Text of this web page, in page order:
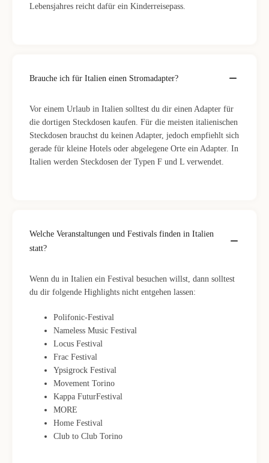
Lebensjahres reicht dafür ein Kinderreisepass.
Brauche ich für Italien einen Stromadapter?
Vor einem Urlaub in Italien solltest du dir einen Adapter für
die dortigen Steckdosen kaufen. Für die meisten italienischen
Steckdosen brauchst du keinen Adapter, jedoch empfiehlt sich
gerade für kleine Hotels oder abgelegene Orte ein Adapter. In
Italien werden Steckdosen der Typen F und L verwendet.
Welche Veranstaltungen und Festivals finden in Italien
statt?
Wenn du in Italien ein Festival besuchen willst, dann solltest
du dir folgende Highlights nicht entgehen lassen:
Polifonic-Festival
Nameless Music Festival
Locus Festival
Frac Festival
Ypsigrock Festival
Movement Torino
Kappa FuturFestival
MORE
Home Festival
Club to Club Torino